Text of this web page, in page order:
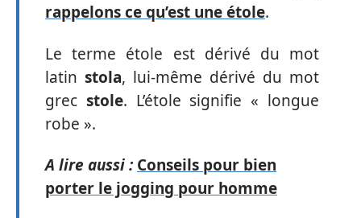
rappelons ce qu’est une étole.
Le terme étole est dérivé du mot
latin stola, lui-même dérivé du mot
grec stole. L’étole signifie « longue
robe ».
A lire aussi : Conseils pour bien
porter le jogging pour homme